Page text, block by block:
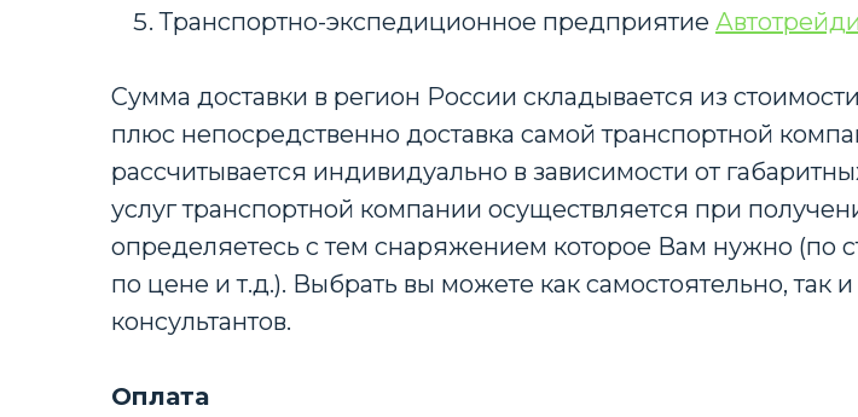
Транспортно-экспедиционное предприятие
Сумма доставки в регион России складывается из
плюс непосредственно доставка самой транспортной
рассчитывается индивидуально в зависимости от
услуг транспортной компании осуществляется при
определяетесь с тем снаряжением которое Вам нужно (по
по цене и т.д.). Выбрать вы можете как самостоятельно,
консультантов.
Оплата